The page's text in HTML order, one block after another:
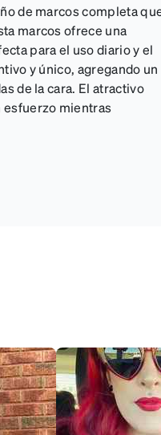
de marcos completa
marcos ofrece una
para el uso diario y el
y único, agregando un
de la cara. El atractivo
esfuerzo mientras